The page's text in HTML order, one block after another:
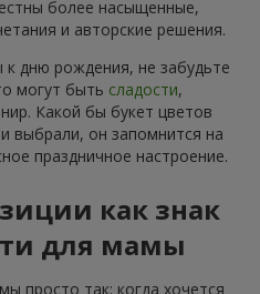
более насыщенные,
и авторские решения.
дню рождения, не забудьте
могут быть сладости,
Какой бы букет цветов
выбрали, он запомнится на
праздничное настроение.
как знак
для мамы
просто так: когда хочется